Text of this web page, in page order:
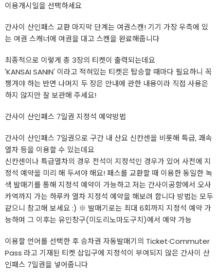
이용개시일을 선택하세요
간사이 산인패스 교환 마지막 단계는 여권스캔! 기기 가장 우측에 있
는 여권 스캐너에 여권을 대고 스캔을 완료해줍니다
최종적으로 이렇게 총 3장의 티켓이 출력되는데요
'KANSAI SANIN' 이라고 적혀있는 티켓은 탑승할 때마다 필요하니 꼭
챙겨야 하는 반면 나머지 두 장은 안내에 관한 내용이라 직접 사용은
하지 않지만 잘 보관해 주세요!
간사이 산인패스 7일권 지정석 예약방법
간사이 산인패스 7일권으로 구간 내 산요 신칸센을 비롯해 특급, 쾌속
열차 등을 이용할 수 있는데요
신칸센이나 특급열차의 경우 전석이 지정석인 경우가 있어 사전에 지
정석 예약을 미리 해 두셔야 해요! 패스를 교환할 때 이용한 동일한 녹
색 발매기를 통해 지정석 예약이 가능하고 저는 간사이공항에서 오사
카역까지 가는 하루카 열차 지정석 예약을 해보려 합니다 방법는 모두
같으니 참고해 보세요 :) ※ 발매기로는 최대 6회까지 지정석 예약 가
능하며 그 이후는 유인창구(미도리노마도구치)에서 예약 가능
이용할 언어를 선택한 후 승차권 자동발매기의 Ticket·Commuter
Pass 라고 기재된 티켓 삽입구에 지정석이 부여되지 않은 간사이 산
인패스 7일권을 넣어줍니다